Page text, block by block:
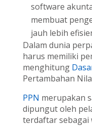
software
membuat
jauh lebih
Dalam dunia
harus memiliki
menghitung
Pertambahan
PPN merupakan
dipungut oleh
terdaftar sebagai